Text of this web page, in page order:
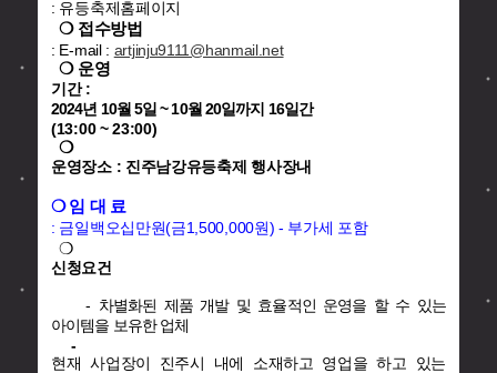
: 유등축제홈페이지
❍ 접수방법
: E-mail : artjinju9111@hanmail.net
❍ 운영
기간 :
2024년 10월 5일 ~ 10월 20일까지 16일간
(13:00 ~ 23:00)
❍
운영장소 : 진주남강유등축제 행사장내
❍ 임 대 료
: 금일백오십만원(금1,500,000원) - 부가세 포함
❍
신청요건
- 차별화된 제품 개발 및 효율적인 운영을 할 수 있는
아이템을 보유한 업체
-
현재 사업장이 진주시 내에 소재하고 영업을 하고 있는